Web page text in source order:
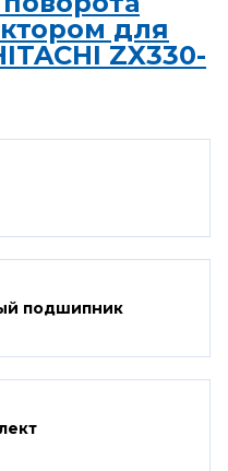
для
ZX330-
подшипник